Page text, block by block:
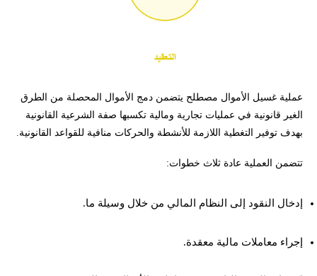
عملية غسيل الأموال مصطلح يتضمن دمج الأموال المحصلة من الطرق
الغير قانونية في عمليات تجارية ومالية تكسبها صفة الشرعية القانونية
بهدف توفير التغطية اللازمة للأنشطة والحركات منافية للقواعد القانونية.
تتضمن العملية عادة ثلاث خطوات:
إدخال النقود إلى النظام المالي من خلال وسيلة ما.
إجراء معاملات مالية معقدة.